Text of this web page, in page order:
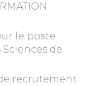
le poste :
Sciences de
recrutement